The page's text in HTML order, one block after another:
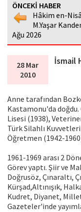
ÖNCEKİ HABER
Hâkim en-
M.Yaşar
Ağu 2026
28 Mar
2010
İsmail
Anne tarafından
Kastamonu'da
Lisesi (1938),
Türk Silahlı
Öğretmen (1942-
1961-1969 arası 2
Görev yaptı. Şiir ve
Doğrusöz, Çınaraltı,
Kürşad,Altınışık,
Kudret, Diyanet,
Gazeteler'inde